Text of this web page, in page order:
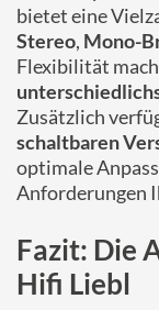
bietet eine
Stereo, Mono-
Flexibilität
Zusätzlich
schaltbaren
optimale
Anforderungen
Fazit: Die
Hifi Liebl